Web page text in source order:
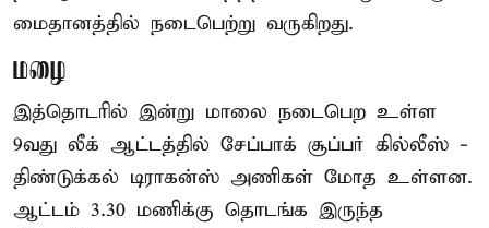
மைதானத்தில் நடைபெற்று வருகிறது.
மழை
இத்தொடரில் இன்று மாலை நடைபெற உள்ள
9வது லீக் ஆட்டத்தில் சேப்பாக் சூப்பர் கில்லீஸ் -
திண்டுக்கல் டிராகன்ஸ் அணிகள் மோத உள்ளன.
ஆட்டம் 3.30 மணிக்கு தொடங்க இருந்த